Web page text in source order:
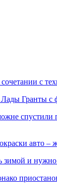
с
Лады Гранты с
авто –
зимой и нужно